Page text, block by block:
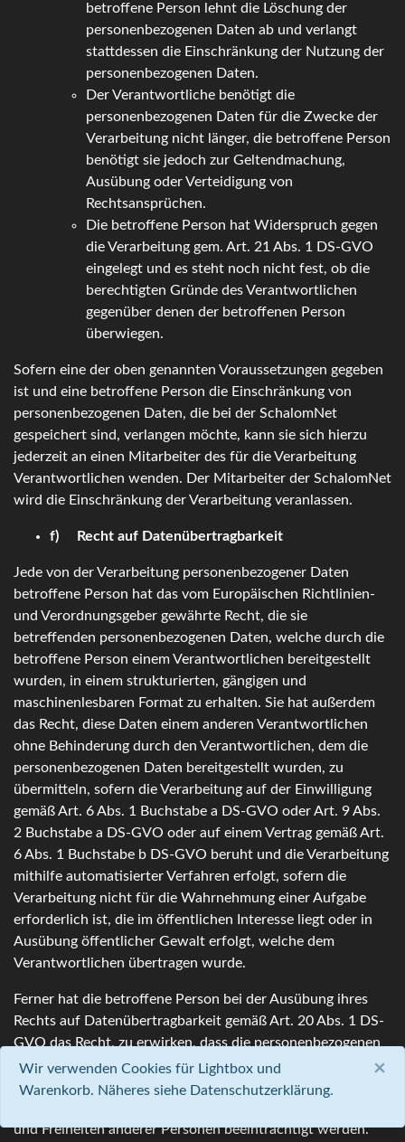
betroffene Person lehnt die Löschung der
personenbezogenen Daten ab und verlangt
stattdessen die Einschränkung der Nutzung der
personenbezogenen Daten.
Der Verantwortliche benötigt die
personenbezogenen Daten für die Zwecke der
Verarbeitung nicht länger, die betroffene Person
benötigt sie jedoch zur Geltendmachung,
Ausübung oder Verteidigung von
Rechtsansprüchen.
Die betroffene Person hat Widerspruch gegen
die Verarbeitung gem. Art. 21 Abs. 1 DS-GVO
eingelegt und es steht noch nicht fest, ob die
berechtigten Gründe des Verantwortlichen
gegenüber denen der betroffenen Person
überwiegen.
Sofern eine der oben genannten Voraussetzungen gegeben
ist und eine betroffene Person die Einschränkung von
personenbezogenen Daten, die bei der SchalomNet
gespeichert sind, verlangen möchte, kann sie sich hierzu
jederzeit an einen Mitarbeiter des für die Verarbeitung
Verantwortlichen wenden. Der Mitarbeiter der SchalomNet
wird die Einschränkung der Verarbeitung veranlassen.
f) Recht auf Datenübertragbarkeit
Jede von der Verarbeitung personenbezogener Daten
betroffene Person hat das vom Europäischen Richtlinien-
und Verordnungsgeber gewährte Recht, die sie
betreffenden personenbezogenen Daten, welche durch die
betroffene Person einem Verantwortlichen bereitgestellt
wurden, in einem strukturierten, gängigen und
maschinenlesbaren Format zu erhalten. Sie hat außerdem
das Recht, diese Daten einem anderen Verantwortlichen
ohne Behinderung durch den Verantwortlichen, dem die
personenbezogenen Daten bereitgestellt wurden, zu
übermitteln, sofern die Verarbeitung auf der Einwilligung
gemäß Art. 6 Abs. 1 Buchstabe a DS-GVO oder Art. 9 Abs.
2 Buchstabe a DS-GVO oder auf einem Vertrag gemäß Art.
6 Abs. 1 Buchstabe b DS-GVO beruht und die Verarbeitung
mithilfe automatisierter Verfahren erfolgt, sofern die
Verarbeitung nicht für die Wahrnehmung einer Aufgabe
erforderlich ist, die im öffentlichen Interesse liegt oder in
Ausübung öffentlicher Gewalt erfolgt, welche dem
Verantwortlichen übertragen wurde.
Ferner hat die betroffene Person bei der Ausübung ihres
Rechts auf Datenübertragbarkeit gemäß Art. 20 Abs. 1 DS-
GVO das Recht, zu erwirken, dass die personenbezogenen
Daten direkt von einem Verantwortlichen an einen anderen
Verantwortlichen übermittelt werden, soweit dies
und Freiheiten anderer Personen beeinträchtigt werden.
Wir verwenden Cookies für Lightbox und
Warenkorb. Näheres siehe Datenschutzerklärung.
×